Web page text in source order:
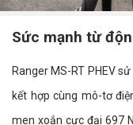
Sức mạnh từ
Ranger MS-RT PHEV
kết hợp cùng mô-tơ
men xoắn cực đại 697